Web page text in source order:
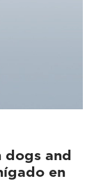
dogs and
en